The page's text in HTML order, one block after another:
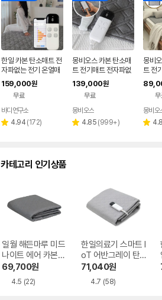
한일 카본 탄소매트 전
자파없는 전기 온열매
트 장판 2인용 1인용 S
S 그레이
159,000원
무료
바디연구소
별 4.94 리
(172)
몽비오스 카본 탄소매
트 전기매트 전자파없
는 그래핀 온열매트 침
대 전기장판 싱글 1인
139,000원
무료
몽비오스
별 4.85 리
(999+)
몽비
트 전
는 그
대 전
무
몽비오
별
카테고리 인기상품
일월 해든마루 미드
나이트 에어 카본매
트
69,700원
4.5 (22)
한일의료기 스마트 I
oT 어반그레이 탄
소매트 HL-APP
71,040원
4.7 (58)